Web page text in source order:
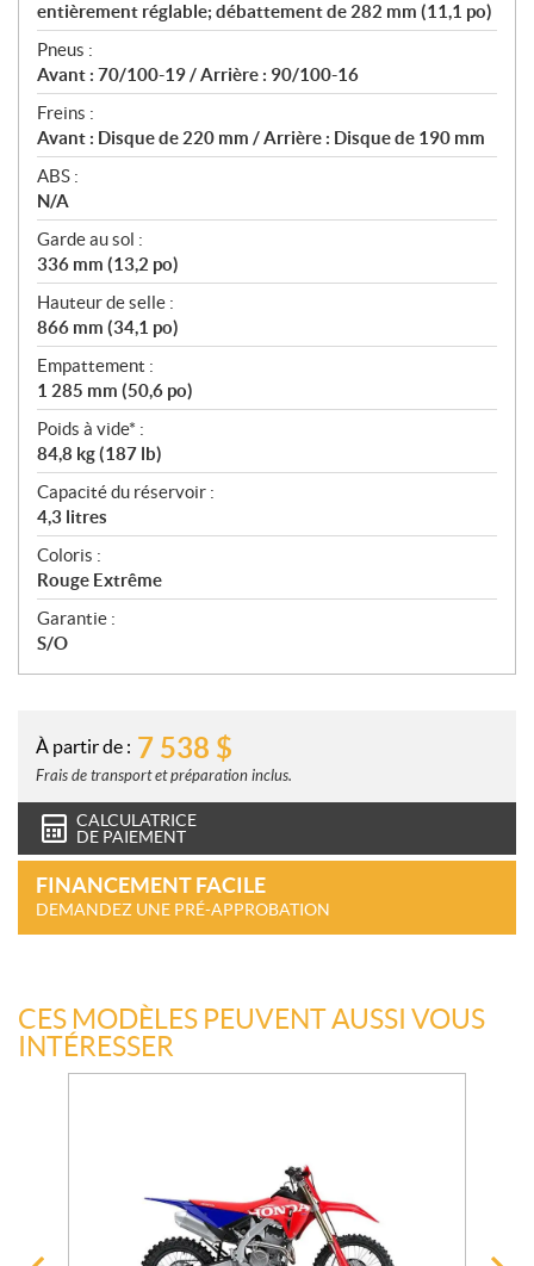
entièrement réglable; débattement de 282 mm (11,1 po)
Pneus :
Avant : 70/100-19 / Arrière : 90/100-16
Freins :
Avant : Disque de 220 mm / Arrière : Disque de 190 mm
ABS :
N/A
Garde au sol :
336 mm (13,2 po)
Hauteur de selle :
866 mm (34,1 po)
Empattement :
1 285 mm (50,6 po)
Poids à vide* :
84,8 kg (187 lb)
Capacité du réservoir :
4,3 litres
Coloris :
Rouge Extrême
Garantie :
S/O
À partir de : 7 538 $
Frais de transport et préparation inclus.
CALCULATRICE
DE PAIEMENT
FINANCEMENT FACILE
DEMANDEZ UNE PRÉ-APPROBATION
CES MODÈLES PEUVENT AUSSI VOUS
INTÉRESSER